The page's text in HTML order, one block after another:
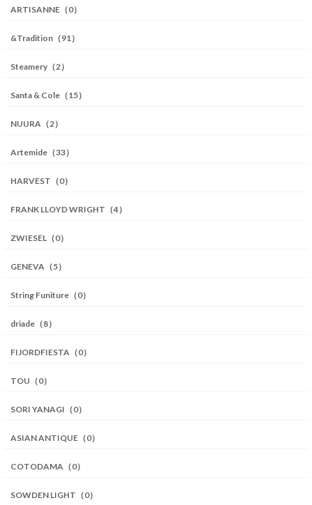
ARTISANNE（0）
&Tradition（91）
Steamery（2）
Santa & Cole（15）
NUURA（2）
Artemide（33）
HARVEST（0）
FRANK LLOYD WRIGHT（4）
ZWIESEL（0）
GENEVA（5）
String Funiture（0）
driade（8）
FIJORDFIESTA（0）
TOU（0）
SORI YANAGI（0）
ASIAN ANTIQUE（0）
COTODAMA（0）
SOWDEN LIGHT（0）